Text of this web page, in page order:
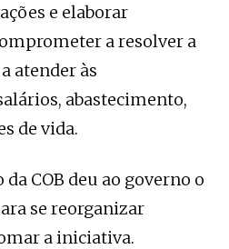
e elaborar
a resolver a
atender às
abastecimento,
de vida.
COB deu ao governo o
se reorganizar
a iniciativa.